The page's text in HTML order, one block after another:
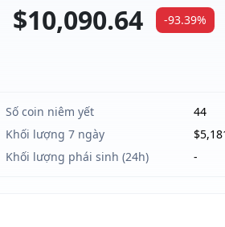
$10,090.64 -93.39%
Số coin niêm yết 44
Khối lượng 7 ngày
Khối lượng phái sinh (24h) -